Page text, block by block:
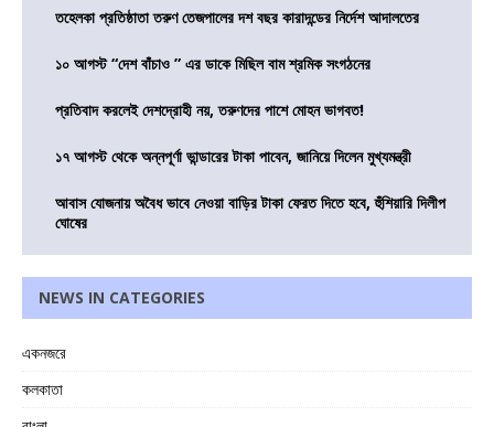
তহেলকা প্রতিষ্ঠাতা তরুণ তেজপালের দশ বছর কারাদন্ডের নির্দেশ আদালতের
১০ আগস্ট “দেশ বাঁচাও ” এর ডাকে মিছিল বাম শ্রমিক সংগঠনের
প্রতিবাদ করলেই দেশদ্রোহী নয়, তরুণদের পাশে মোহন ভাগবত!
১৭ আগস্ট থেকে অন্নপূর্ণা ভান্ডারের টাকা পাবেন, জানিয়ে দিলেন মুখ্যমন্ত্রী
আবাস যোজনায় অবৈধ ভাবে নেওয়া বাড়ির টাকা ফেরত দিতে হবে, হুঁশিয়ারি দিলীপ
ঘোষের
NEWS IN CATEGORIES
একনজরে
কলকাতা